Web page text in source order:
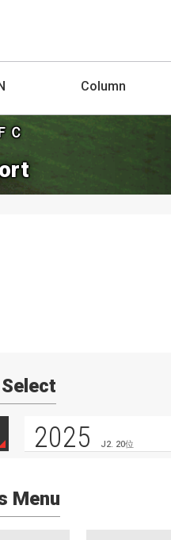
Column
Ｃ
2025 J2. 20位
Menu